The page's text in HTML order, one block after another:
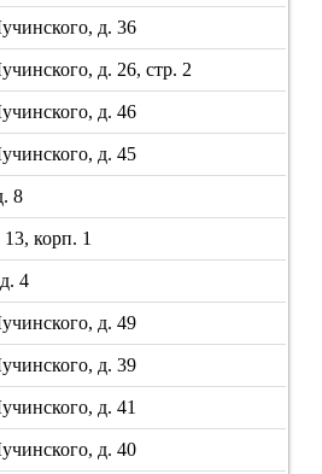
д. 36
д. 26, стр. 2
д. 46
д. 45
8
корп. 1
4
д. 49
д. 39
д. 41
д. 40